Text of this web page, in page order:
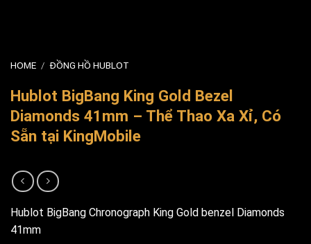
HOME / ĐỒNG HỒ HUBLOT
Hublot BigBang King Gold Bezel
Diamonds 41mm – Thể Thao Xa Xỉ, Có
Sẵn tại KingMobile
Hublot BigBang Chronograph King Gold benzel Diamonds
41mm